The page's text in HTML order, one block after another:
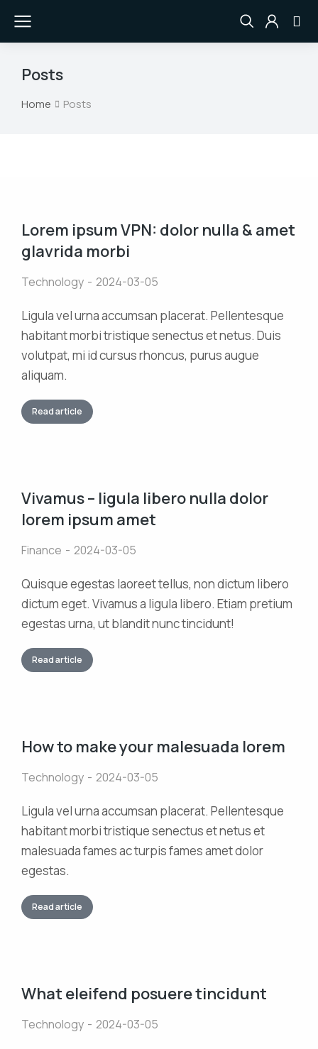
Posts
You are here:
Home Posts
Lorem ipsum VPN: dolor nulla & amet
glavrida morbi
Technology 2024-03-05
Ligula vel urna accumsan placerat. Pellentesque
habitant morbi tristique senectus et netus. Duis
volutpat, mi id cursus rhoncus, purus augue
aliquam.
Read article
Vivamus – ligula libero nulla dolor
lorem ipsum amet
Finance 2024-03-05
Quisque egestas laoreet tellus, non dictum libero
dictum eget. Vivamus a ligula libero. Etiam pretium
egestas urna, ut blandit nunc tincidunt!
Read article
How to make your malesuada lorem
Technology 2024-03-05
Ligula vel urna accumsan placerat. Pellentesque
habitant morbi tristique senectus et netus et
malesuada fames ac turpis fames amet dolor
egestas.
Read article
What eleifend posuere tincidunt
Technology 2024-03-05